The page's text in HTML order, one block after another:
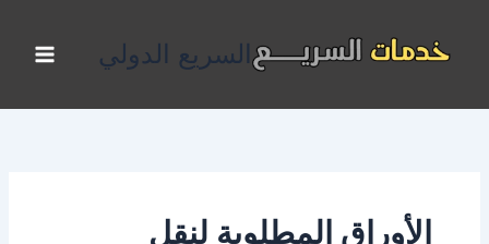
المحتوى
السريع الدولي
الأوراق المطلوبة لنقل